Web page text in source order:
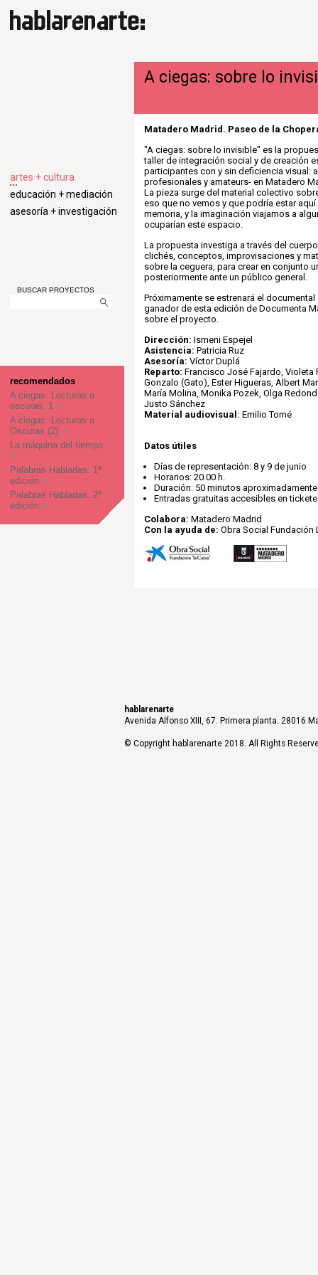
artes + cultura
educación + mediación
asesoría + investigación
BUSCAR PROYECTOS
recomendados
A ciegas. Lecturas a
oscuras, 1
A ciegas: Lecturas a
Oscuras (2)
La máquina del tiempo
Palabras Habladas. 1ª
edición
Palabras Habladas. 2ª
edición
A ciegas: sobre lo
Matadero Madrid. Paseo de la
"A ciegas: sobre lo invisible" es la
taller de integración social y de creación
participantes con y sin deficiencia visual:
profesionales y amateurs- en Matadero
La pieza surge del material colectivo
eso que no vemos y que podría estar
memoria, y la imaginación viajamos a
ocuparían este espacio.
La propuesta investiga a través del
clichés, conceptos, improvisaciones y
sobre la ceguera, para crear en conjunto
posteriormente ante un público general.
Próximamente se estrenará el documental
ganador de esta edición de Documenta
sobre el proyecto.
Dirección: Ismeni Espejel
Asistencia: Patricia Ruz
Asesoría: Víctor Duplá
Reparto: Francisco José Fajardo, Violeta
Gonzalo (Gato), Ester Higueras, Albert
María Molina, Monika Pozek, Olga
Justo Sánchez
Material audiovisual: Emilio Tomé
Datos útiles
Días de representación: 8 y 9 de junio
Horarios: 20.00 h.
Duración: 50 minutos aproximadamente
Entradas gratuitas accesibles en
Colabora: Matadero Madrid
Con la ayuda de: Obra Social Fundación
hablarenarte
Avenida Alfonso XIII, 67. Primera planta. 28016
© Copyright hablarenarte 2018. All Rights